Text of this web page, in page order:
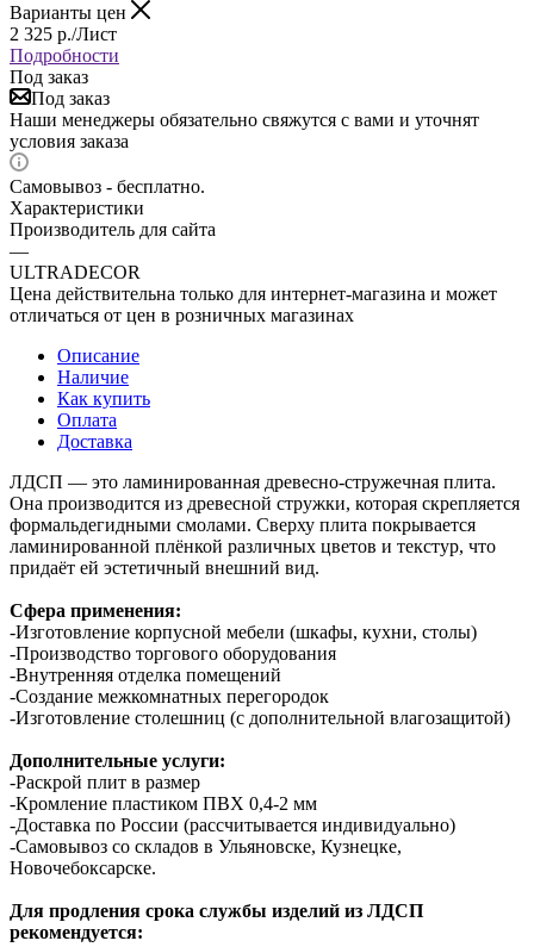
Варианты цен
2 325 р./Лист
Подробности
Под заказ
Под заказ
Наши менеджеры обязательно свяжутся с вами и уточнят
условия заказа
Самовывоз - бесплатно.
Характеристики
Производитель для сайта
—
ULTRADECOR
Цена действительна только для интернет-магазина и может
отличаться от цен в розничных магазинах
Описание
Наличие
Как купить
Оплата
Доставка
ЛДСП — это ламинированная древесно-стружечная плита.
Она производится из древесной стружки, которая скрепляется
формальдегидными смолами. Сверху плита покрывается
ламинированной плёнкой различных цветов и текстур, что
придаёт ей эстетичный внешний вид.
Сфера применения:
-Изготовление корпусной мебели (шкафы, кухни, столы)
-Производство торгового оборудования
-Внутренняя отделка помещений
-Создание межкомнатных перегородок
-Изготовление столешниц (с дополнительной влагозащитой)
Дополнительные услуги:
-Раскрой плит в размер
-Кромление пластиком ПВХ 0,4-2 мм
-Доставка по России (рассчитывается индивидуально)
-Самовывоз со складов в Ульяновске, Кузнецке,
Новочебоксарске.
Для продления срока службы изделий из ЛДСП
рекомендуется: